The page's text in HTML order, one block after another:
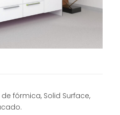
fórmica, Solid Surface,